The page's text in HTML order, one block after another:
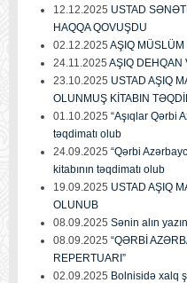
12.12.2025 USTAD
HAQQA QOVUŞDU
02.12.2025 AŞIQ
24.11.2025 AŞIQ DEHQAN
23.10.2025 USTAD AŞIQ
OLUNMUŞ KİTABIN
01.10.2025 “Aşıqlar Qərbi
təqdimatı olub
24.09.2025 “Qərbi
kitabının təqdimatı olub
19.09.2025 USTAD AŞIQ
OLUNUB
08.09.2025 Sənin alın
08.09.2025 “QƏRBİ
REPERTUARI”
02.09.2025 Bolnisidə xalq